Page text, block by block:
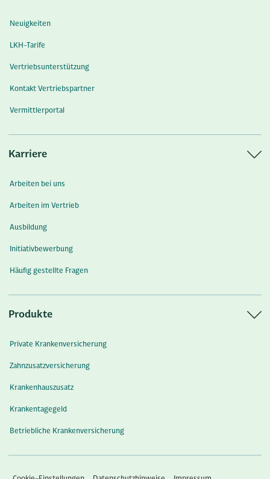
Neuigkeiten
LKH-Tarife
Vertriebsunterstützung
Kontakt Vertriebspartner
Vermittlerportal
Karriere
Arbeiten bei uns
Arbeiten im Vertrieb
Ausbildung
Initiativbewerbung
Häufig gestellte Fragen
Produkte
Private Krankenversicherung
Zahnzusatzversicherung
Krankenhauszusatz
Krankentagegeld
Betriebliche Krankenversicherung